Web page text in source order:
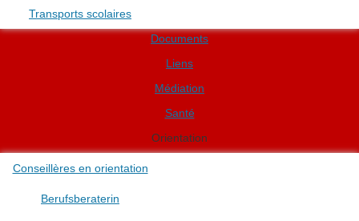
Transports scolaires
Documents
Liens
Médiation
Santé
Orientation
Conseillères en orientation
Berufsberaterin